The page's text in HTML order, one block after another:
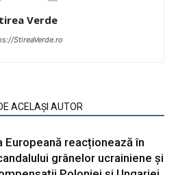
Verde
StireaVerde.ro
ACELAȘI AUTOR
Europeană reacționează în
grânelor ucrainiene și